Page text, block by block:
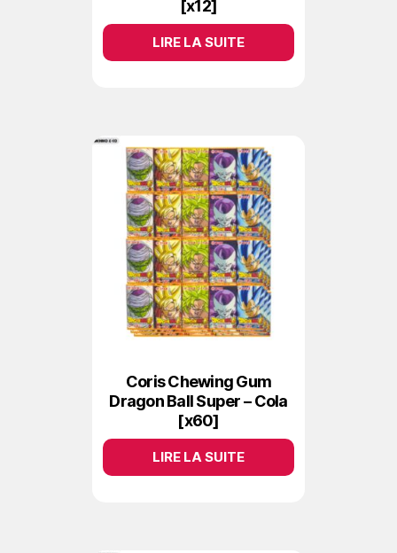
[x12]
LIRE LA SUITE
Coris Chewing Gum
Dragon Ball Super – Cola
[x60]
LIRE LA SUITE